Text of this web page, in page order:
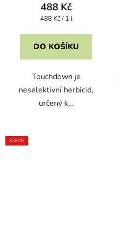
488 Kč
Měrná
488 Kč / 1 l
DO KOŠÍKU
Touchdown je
neselektivní herbicid,
určený k...
SLEVA